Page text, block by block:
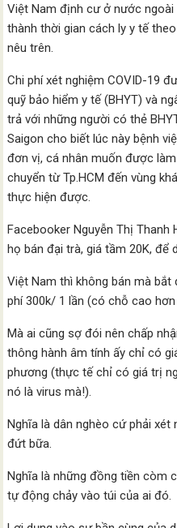
Việt Nam định cư ở nước
thành thời gian cách ly y tế
nêu trên.
Chi phí xét nghiệm COVID-19
quỹ bảo hiểm y tế (BHYT) và
trả với những người có thẻ
Saigon cho biết lúc này bệnh
đơn vị, cá nhân muốn được
chuyển từ Tp.HCM đến vùng
thực hiện được.
Facebooker Nguyễn Thị
họ bán đại trà, giá tầm 20K, để
Việt Nam thì không bán mà
phí 300k/ 1 lần (có chỗ cao
Mà ai cũng sợ đói nên chấp
thông hành âm tính ấy chỉ có
phương (thực tế chỉ có giá trị
nó là virus mà!).
Nghĩa là dân nghèo cứ phải xét
đứt bữa.
Nghĩa là những đồng tiền còm
tự động chảy vào túi của ai đó.